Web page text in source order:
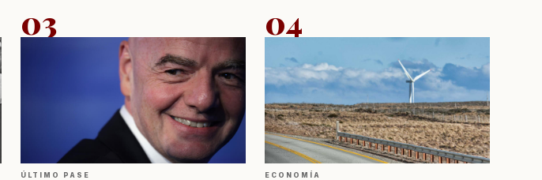
03
ÚLTIMO PASE
04
ECONOMÍA